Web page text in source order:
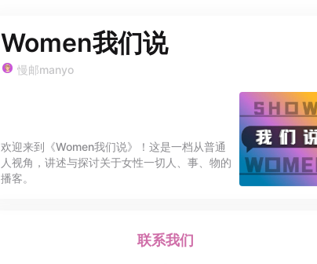
Women我们说
慢邮manyo
欢迎来到《Women我们说》！这是一档从普通
人视角，讲述与探讨关于女性一切人、事、物的
播客。
联系我们